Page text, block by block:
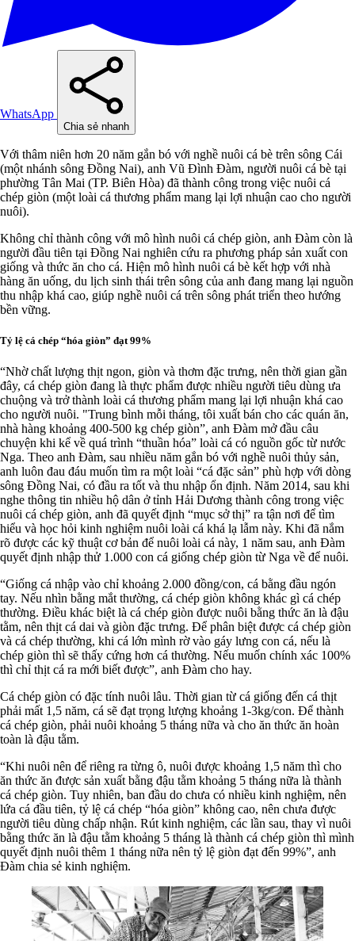
WhatsApp
Chia sẻ nhanh
Với thâm niên hơn 20 năm gắn bó với nghề nuôi cá bè trên sông Cái
(một nhánh sông Đồng Nai), anh Vũ Đình Đàm, người nuôi cá bè tại
phường Tân Mai (TP. Biên Hòa) đã thành công trong việc nuôi cá
chép giòn (một loài cá thương phẩm mang lại lợi nhuận cao cho người
nuôi).
Không chỉ thành công với mô hình nuôi cá chép giòn, anh Đàm còn là
người đầu tiên tại Đồng Nai nghiên cứu ra phương pháp sản xuất con
giống và thức ăn cho cá. Hiện mô hình nuôi cá bè kết hợp với nhà
hàng ăn uống, du lịch sinh thái trên sông của anh đang mang lại nguồn
thu nhập khá cao, giúp nghề nuôi cá trên sông phát triển theo hướng
bền vững.
Tỷ lệ cá chép “hóa giòn” đạt 99%
“Nhờ chất lượng thịt ngon, giòn và thơm đặc trưng, nên thời gian gần
đây, cá chép giòn đang là thực phẩm được nhiều người tiêu dùng ưa
chuộng và trở thành loài cá thương phẩm mang lại lợi nhuận khá cao
cho người nuôi. "Trung bình mỗi tháng, tôi xuất bán cho các quán ăn,
nhà hàng khoảng 400-500 kg chép giòn”, anh Đàm mở đầu câu
chuyện khi kể về quá trình “thuần hóa” loài cá có nguồn gốc từ nước
Nga. Theo anh Đàm, sau nhiều năm gắn bó với nghề nuôi thủy sản,
anh luôn đau đáu muốn tìm ra một loài “cá đặc sản” phù hợp với dòng
sông Đồng Nai, có đầu ra tốt và thu nhập ổn định. Năm 2014, sau khi
nghe thông tin nhiều hộ dân ở tỉnh Hải Dương thành công trong việc
nuôi cá chép giòn, anh đã quyết định “mục sở thị” ra tận nơi để tìm
hiểu và học hỏi kinh nghiệm nuôi loài cá khá lạ lẫm này. Khi đã nắm
rõ được các kỹ thuật cơ bản để nuôi loài cá này, 1 năm sau, anh Đàm
quyết định nhập thử 1.000 con cá giống chép giòn từ Nga về để nuôi.
“Giống cá nhập vào chỉ khoảng 2.000 đồng/con, cá bằng đầu ngón
tay. Nếu nhìn bằng mắt thường, cá chép giòn không khác gì cá chép
thường. Điều khác biệt là cá chép giòn được nuôi bằng thức ăn là đậu
tằm, nên thịt cá dai và giòn đặc trưng. Để phân biệt được cá chép giòn
và cá chép thường, khi cá lớn mình rờ vào gáy lưng con cá, nếu là
chép giòn thì sẽ thấy cứng hơn cá thường. Nếu muốn chính xác 100%
thì chỉ thịt cá ra mới biết được”, anh Đàm cho hay.
Cá chép giòn có đặc tính nuôi lâu. Thời gian từ cá giống đến cá thịt
phải mất 1,5 năm, cá sẽ đạt trọng lượng khoảng 1-3kg/con. Để thành
cá chép giòn, phải nuôi khoảng 5 tháng nữa và cho ăn thức ăn hoàn
toàn là đậu tằm.
“Khi nuôi nên để riêng ra từng ô, nuôi được khoảng 1,5 năm thì cho
ăn thức ăn được sản xuất bằng đậu tằm khoảng 5 tháng nữa là thành
cá chép giòn. Tuy nhiên, ban đầu do chưa có nhiều kinh nghiệm, nên
lứa cá đầu tiên, tỷ lệ cá chép “hóa giòn” không cao, nên chưa được
người tiêu dùng chấp nhận. Rút kinh nghiệm, các lần sau, thay vì nuôi
bằng thức ăn là đậu tằm khoảng 5 tháng là thành cá chép giòn thì mình
quyết định nuôi thêm 1 tháng nữa nên tỷ lệ giòn đạt đến 99%”, anh
Đàm chia sẻ kinh nghiệm.